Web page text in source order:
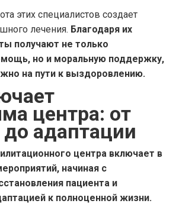
этих специалистов создает
лечения. Благодаря их
получают не только
но и моральную поддержку,
на пути к выздоровлению.
центра: от
до адаптации
центра включает в
начиная с
пациента и
к полноценной жизни.